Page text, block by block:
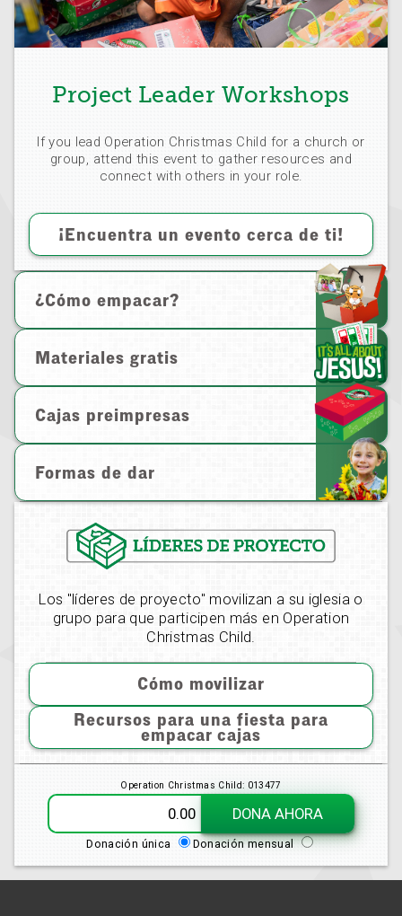
Project Leader Workshops
If you lead Operation Christmas Child for a church or
group, attend this event to gather resources and
connect with others in your role.
¡Encuentra un evento cerca de ti!
¿Cómo empacar?
Materiales gratis
Cajas preimpresas
Formas de dar
Los "líderes de proyecto" movilizan a su iglesia o
grupo para que participen más en Operation
Christmas Child.
Cómo movilizar
Recursos para una fiesta para
empacar cajas
Operation Christmas Child: 013477
DONA AHORA
Donación única Donación mensual